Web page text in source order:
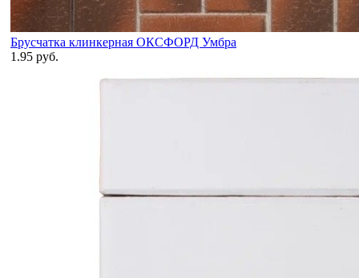
Брусчатка клинкерная ОКСФОРД Умбра
1.95 руб.